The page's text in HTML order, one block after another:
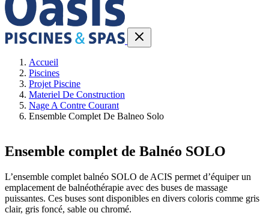
Accueil
Piscines
Projet Piscine
Materiel De Construction
Nage A Contre Courant
Ensemble Complet De Balneo Solo
Ensemble complet de Balnéo SOLO
L’ensemble complet balnéo SOLO de ACIS permet d’équiper un
emplacement de balnéothérapie avec des buses de massage
puissantes. Ces buses sont disponibles en divers coloris comme gris
clair, gris foncé, sable ou chromé.